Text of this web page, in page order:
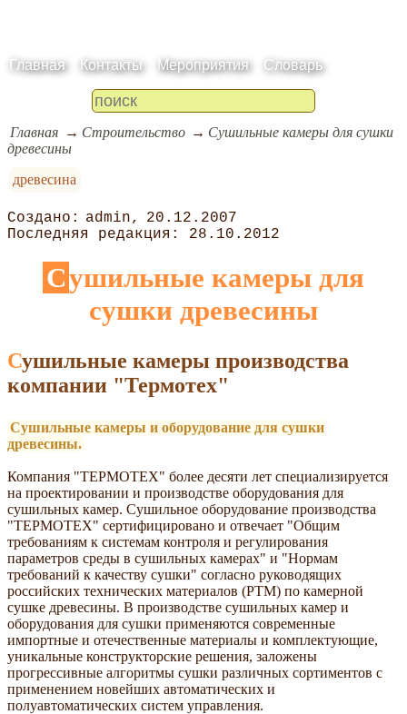
Главная Контакты Мероприятия Словарь
Главная Строительство
Сушильные камеры для сушки
древесины
древесина
admin
20.12.2007
28.10.2012
Сушильные камеры для
сушки древесины
Сушильные камеры производства
компании "Термотех"
Сушильные камеры и оборудование для сушки
древесины.
Компания "ТЕРМОТЕХ" более десяти лет специализируется
на проектировании и производстве оборудования для
сушильных камер. Сушильное оборудование производства
"ТЕРМОТЕХ" сертифицировано и отвечает "Общим
требованиям к системам контроля и регулирования
параметров среды в сушильных камерах" и "Нормам
требований к качеству сушки" согласно руководящих
российских технических материалов (РТМ) по камерной
сушке древесины. В производстве сушильных камер и
оборудования для сушки применяются современные
импортные и отечественные материалы и комплектующие,
уникальные конструкторские решения, заложены
прогрессивные алгоритмы сушки различных сортиментов с
применением новейших автоматических и
полуавтоматических систем управления.